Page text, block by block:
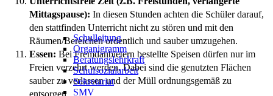
Schulleitung
Organigramm
Beratungslehrkraft
Schulsozialarbeit
Sekretariat
SMV
Mittagspause): In diesen Stunden achten die Schüler darauf,
den stattfinden Unterricht nicht zu stören und mit den
Räumen/Bereichen ordentlich und sauber umzugehen.
Essen: Bei Fremdanbietern bestellte Speisen dürfen nur im
Freien verzehrt werden. Dabei sind die genutzten Flächen
sauber zu verlassen und der Müll ordnungsgemäß zu
entsorgen.